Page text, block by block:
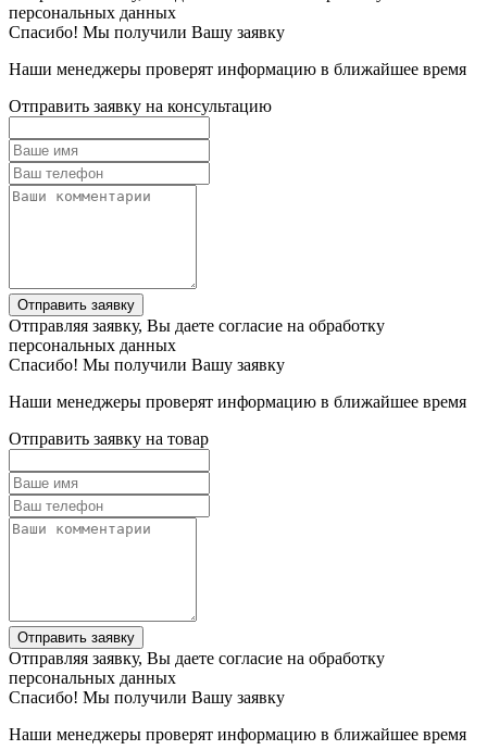
персональных данных
Спасибо! Мы получили Вашу заявку
Наши менеджеры проверят информацию в ближайшее время
Отправить заявку на консультацию
Отправить заявку
Отправляя заявку, Вы даете согласие на обработку
персональных данных
Спасибо! Мы получили Вашу заявку
Наши менеджеры проверят информацию в ближайшее время
Отправить заявку на товар
Отправить заявку
Отправляя заявку, Вы даете согласие на обработку
персональных данных
Спасибо! Мы получили Вашу заявку
Наши менеджеры проверят информацию в ближайшее время